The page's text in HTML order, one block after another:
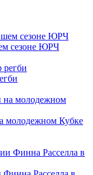
сезоне ЮРЧ
молодежном Кубке